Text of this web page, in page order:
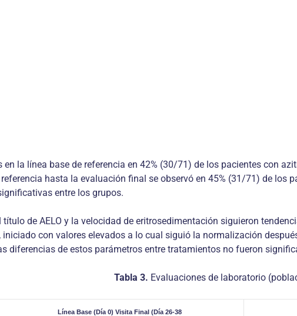
la línea base de referencia en 42% (30/71) de los pacientes con
hasta la evaluación final se observó en 45% (31/71) de
entre los grupos.
de AELO y la velocidad de eritrosedimentación siguieron
con valores elevados a lo cual siguió la normalización
diferencias de estos parámetros entre tratamientos no fueron
Tabla 3. Evaluaciones de laboratorio
Línea Base (Día 0) Visita Final (Día 26-38